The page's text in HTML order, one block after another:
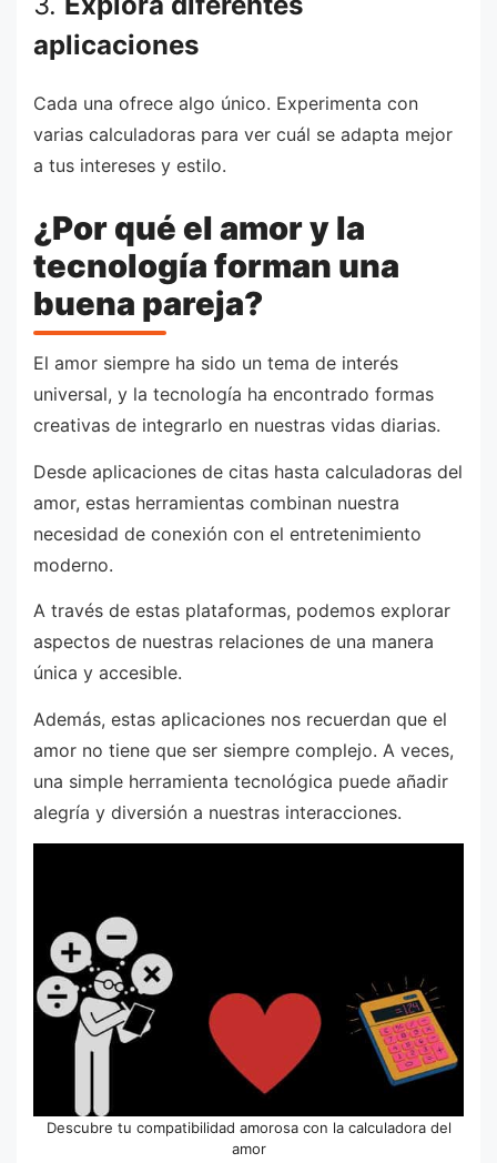
aplicaciones
Cada una ofrece algo único. Experimenta con
varias calculadoras para ver cuál se adapta mejor
a tus intereses y estilo.
¿Por qué el amor y la
tecnología forman una
buena pareja?
El amor siempre ha sido un tema de interés
universal, y la tecnología ha encontrado formas
creativas de integrarlo en nuestras vidas diarias.
Desde aplicaciones de citas hasta calculadoras del
amor, estas herramientas combinan nuestra
necesidad de conexión con el entretenimiento
moderno.
A través de estas plataformas, podemos explorar
aspectos de nuestras relaciones de una manera
única y accesible.
Además, estas aplicaciones nos recuerdan que el
amor no tiene que ser siempre complejo. A veces,
una simple herramienta tecnológica puede añadir
alegría y diversión a nuestras interacciones.
Descubre tu compatibilidad amorosa con la calculadora del
amor